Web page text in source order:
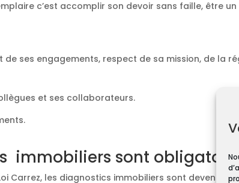
c’est accomplir son devoir sans faille, être
ses engagements, respect de sa mission, de la
et ses collaborateurs.
immobiliers sont
Carrez, les diagnostics immobiliers sont devenus